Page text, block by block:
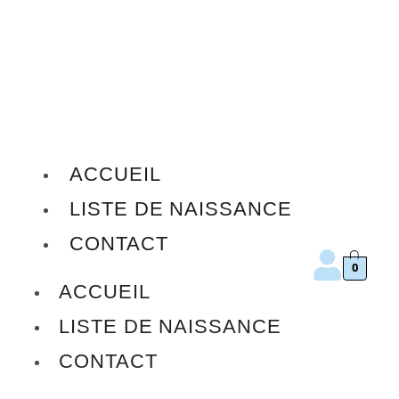
ACCUEIL
LISTE DE NAISSANCE
CONTACT
ACCUEIL
LISTE DE NAISSANCE
CONTACT
0